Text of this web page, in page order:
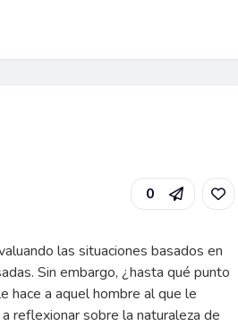
0
las situaciones basados en
Sin embargo, ¿hasta qué punto
hace a aquel hombre al que le
reflexionar sobre la naturaleza de